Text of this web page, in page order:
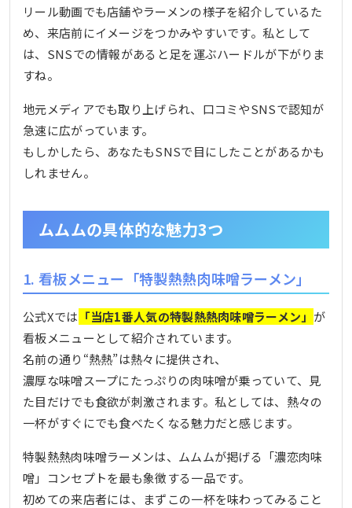
リール動画でも店舗やラーメンの様子を紹介しているた
め、来店前にイメージをつかみやすいです。私として
は、SNSでの情報があると足を運ぶハードルが下がりま
すね。
地元メディアでも取り上げられ、口コミやSNSで認知が
急速に広がっています。
もしかしたら、あなたもSNSで目にしたことがあるかも
しれません。
ムムムの具体的な魅力3つ
1. 看板メニュー「特製熱熱肉味噌ラーメン」
公式Xでは 「当店1番人気の特製熱熱肉味噌ラーメン」 が
看板メニューとして紹介されています。
名前の通り“熱熱”は熱々に提供され、
濃厚な味噌スープにたっぷりの肉味噌が乗っていて、見
た目だけでも食欲が刺激されます。私としては、熱々の
一杯がすぐにでも食べたくなる魅力だと感じます。
特製熱熱肉味噌ラーメンは、ムムムが掲げる「濃恋肉味
噌」コンセプトを最も象徴する一品です。
初めての来店者には、まずこの一杯を味わってみること